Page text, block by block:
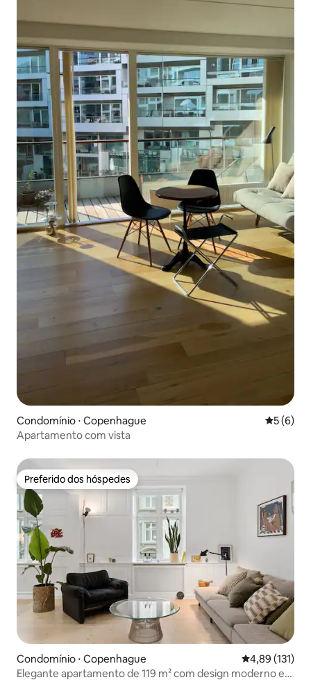
Condomínio ⋅ Copenhague 5 de
5 (6)
Apartamento com vista
Preferido dos hóspedes
Preferido dos hóspedes
Condomínio ⋅ Copenhague 4,89 de uma
4,89 (131)
Elegante apartamento de 119 m² com design moderno e